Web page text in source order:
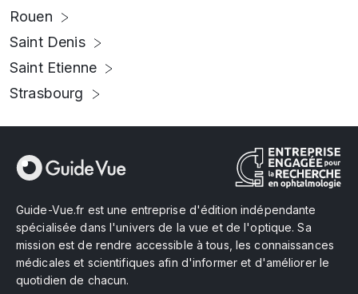
Rouen
Saint Denis
Saint Etienne
Strasbourg
Guide-Vue.fr est une entreprise d'édition indépendante
spécialisée dans l'univers de la vue et de l'optique. Sa
mission est de rendre accessible à tous, les connaissances
médicales et scientifiques afin d'informer et d'améliorer le
quotidien de chacun.